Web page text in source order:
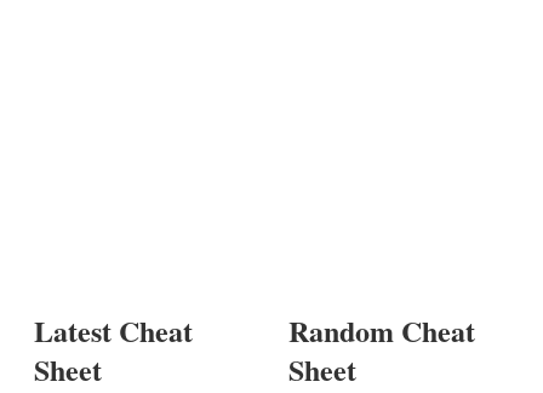
Latest Cheat
Sheet
Random Cheat
Sheet